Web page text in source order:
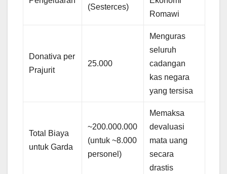
(Sesterces)
Romawi
Donativa per
Prajurit
25.000
Menguras
seluruh
cadangan
kas negara
yang tersisa
Total Biaya
untuk Garda
~200.000.000
(untuk ~8.000
personel)
Memaksa
devaluasi
mata uang
secara
drastis